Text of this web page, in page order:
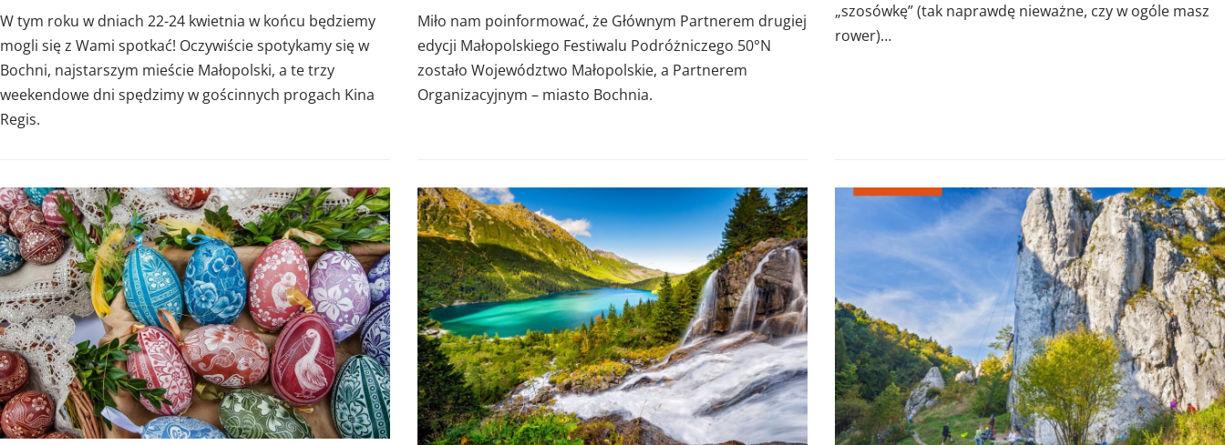
W tym roku w dniach 22-24 kwietnia w końcu będziemy
mogli się z Wami spotkać! Oczywiście spotykamy się w
Bochni, najstarszym mieście Małopolski, a te trzy
weekendowe dni spędzimy w gościnnych progach Kina
Regis.
Miło nam poinformować, że Głównym Partnerem drugiej
edycji Małopolskiego Festiwalu Podróżniczego 50°N
zostało Województwo Małopolskie, a Partnerem
Organizacyjnym – miasto Bochnia.
„szosówkę” (tak naprawdę nieważne, czy w ogóle masz
rower)…